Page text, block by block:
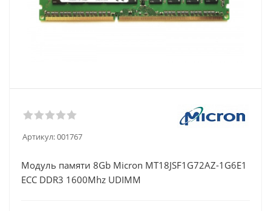
Артикул:001767
Модуль памяти 8Gb Micron MT18JSF1G72AZ-1G6E1
ECC DDR3 1600Mhz UDIMM